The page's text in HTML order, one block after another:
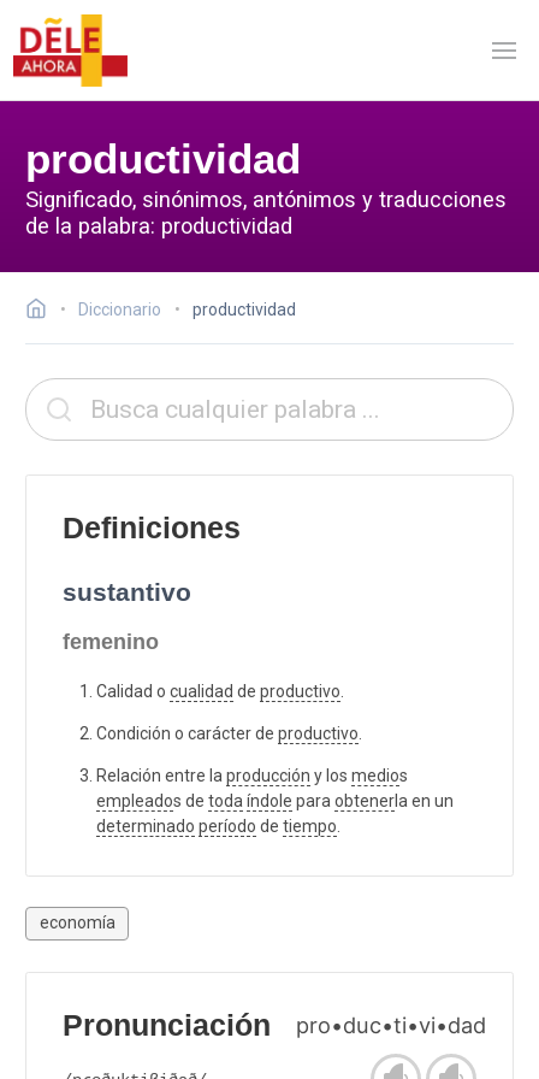
productividad
Significado, sinónimos, antónimos y traducciones
de la palabra: productividad
Diccionario productividad
Definiciones
sustantivo
femenino
Calidad o cualidad de productivo
Condición o carácter de productivo
Relación entre la producción y los medios
empleados de toda índole para obtenerla en un
determinado período de tiempo
economía
Pronunciación pro•duc•ti•vi•dad